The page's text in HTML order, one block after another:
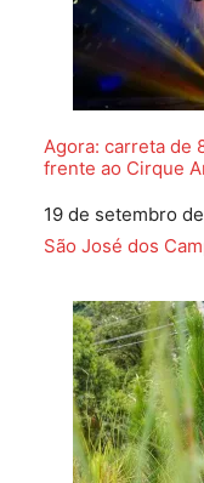
Agora: carreta de
frente ao Cirque
Data
19 de setembro
Em relação a
São José dos